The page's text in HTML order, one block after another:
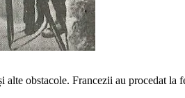
alte obstacole. Francezii au procedat la